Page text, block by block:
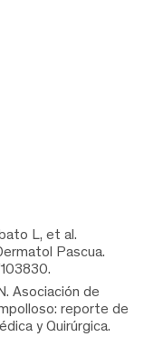
L, et al.
Pascua.
Asociación de
reporte de
y Quirúrgica.